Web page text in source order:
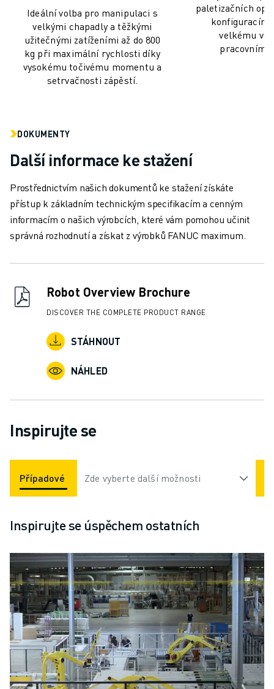
Ideální volba pro manipulaci s
velkými chapadly a těžkými
užitečnými zatíženími až do 800
kg při maximální rychlosti díky
vysokému točivému momentu a
setrvačnosti zápěstí.
paletizačních
konfiguracím
velkému
DOKUMENTY
Další informace ke stažení
Prostřednictvím našich dokumentů ke stažení získáte
přístup k základním technickým specifikacím a cenným
informacím o našich výrobcích, které vám pomohou učinit
správná rozhodnutí a získat z výrobků FANUC maximum.
Robot Overview Brochure
DISCOVER THE COMPLETE PRODUCT RANGE
STÁHNOUT
NÁHLED
Inspirujte se
Případové Studie Aplikace Odvětví
Zde vyberte další možnosti
Inspirujte se úspěchem ostatních